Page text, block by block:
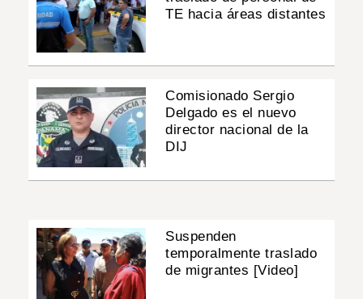
TE hacia áreas distantes
Comisionado Sergio
Delgado es el nuevo
director nacional de la
DIJ
Suspenden
temporalmente traslado
de migrantes [Video]